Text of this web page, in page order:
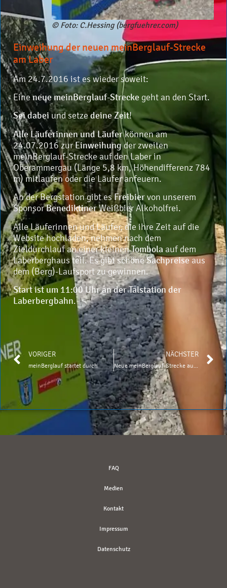
© Foto: C.Hessing (bergfuehrer.com)
Einweihung der neuen meinBerglauf-Strecke
am Laber
Am 24.7.2016 ist es wieder soweit:
Eineneue meinBerglauf-Strecke geht an den Start.
Sei dabei und setzedeine Zeit!
Alle Läuferinnen und Läuferkönnen am
24.07.2016 zurEinweihungder zweiten
meinBerglauf-Strecke auf den Laber in
Oberammergau (Länge 5,8 km, Höhendifferenz 784
m) mitlaufen oder die Läufer anfeuern.
An der Bergstation gibt esFreibiervon unserem
SponsorBenediktinerWeißbier Alkoholfrei.
Alle Läuferinnen und Läufer, die ihre Zeit auf die
Website hochladen, nehmen nach dem
Zieldurchlauf an einer kleinenTombola auf dem
Laberberghaus teil. Es gibt schöneSachpreiseaus
dem (Berg)-Laufsport zu gewinnen.
Start ist um 11:00 Uhr an der Talstation der
Laberbergbahn.
VORIGER
meinBerglauf startet durch
NÄCHSTER
Neue meinBerglauf-Strecke auf den Laber
FAQ
Medien
Kontakt
Impressum
Datenschutz